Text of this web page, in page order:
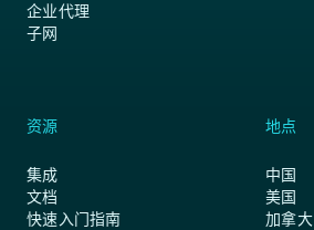
企业代理
子网
资源
集成
文档
快速入门指南
地点
中国
美国
加拿大